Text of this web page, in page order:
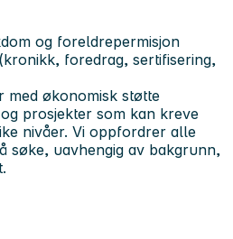
og foreldrepermisjon
foredrag, sertifisering,
med økonomisk støtte
prosjekter som kan kreve
nivåer. Vi oppfordrer alle
søke, uavhengig av bakgrunn,